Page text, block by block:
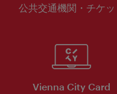
公共交通機関・チケッ
Vienna City Card